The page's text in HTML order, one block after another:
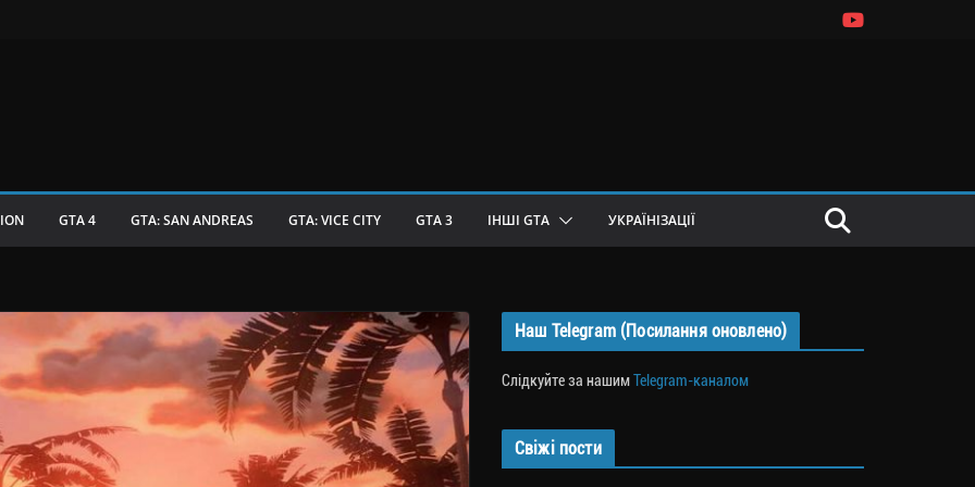
GTA 4 GTA: SAN ANDREAS GTA: VICE CITY GTA 3 ІНШІ GTA УКРАЇНІЗАЦІЇ
Наш Telegram (Посилання оновлено)
Слідкуйте за нашимTelegram-каналом
Свіжі пости